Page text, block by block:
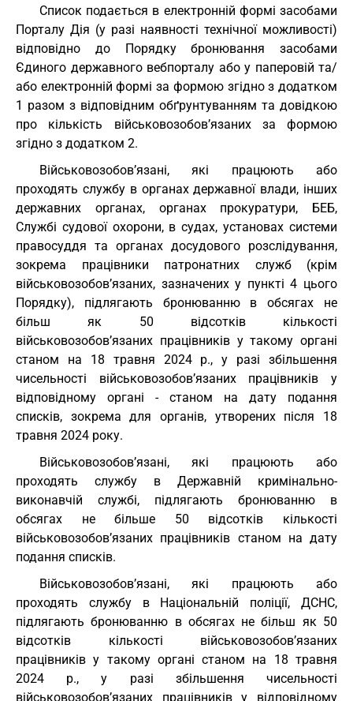
Список подається в електронній формі засобами
Порталу Дія (у разі наявності технічної можливості)
відповідно до Порядку бронювання засобами
Єдиного державного вебпорталу або у паперовій та/
або електронній формі за формою згідно з додатком
1 разом з відповідним обґрунтуванням та довідкою
про кількість військовозобов’язаних за формою
згідно з додатком 2.
Військовозобов’язані, які працюють або
проходять службу в органах державної влади, інших
державних органах, органах прокуратури, БЕБ,
Службі судової охорони, в судах, установах системи
правосуддя та органах досудового розслідування,
зокрема працівники патронатних служб (крім
військовозобов’язаних, зазначених у пункті 4 цього
Порядку), підлягають бронюванню в обсягах не
більш як 50 відсотків кількості
військовозобов’язаних працівників у такому органі
станом на 18 травня 2024 р., у разі збільшення
чисельності військовозобов’язаних працівників у
відповідному органі - станом на дату подання
списків, зокрема для органів, утворених після 18
травня 2024 року.
Військовозобов’язані, які працюють або
проходять службу в Державній кримінально-
виконавчій службі, підлягають бронюванню в
обсягах не більшe 50 відсотків кількості
військовозобов’язаних працівників станом на дату
подання списків.
Військовозобов’язані, які працюють або
проходять службу в Національній поліції, ДСНС,
підлягають бронюванню в обсягах не більш як 50
відсотків кількості військовозобов’язаних
працівників у такому органі станом на 18 травня
2024 р., у разі збільшення чисельності
військовозобов’язаних працівників у відповідному